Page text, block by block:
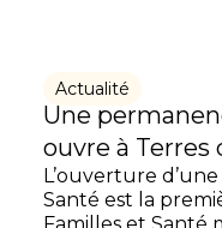
Actualité
Une
ouvre à
L’ouverture
Santé est la